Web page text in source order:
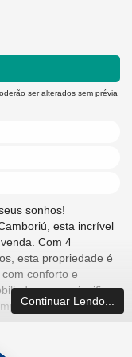
ser alterados sem prévia
sonhos!
esta incrível
Com 4
esta propriedade é
conforto e
o que significa
móveis novos.
privativa de 360,00
padrão de qualidade
Continuar Lendo...